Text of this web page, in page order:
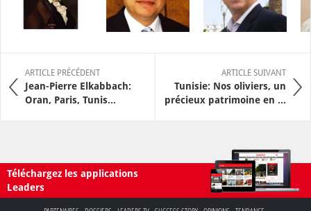
ARTICLE PRÉCÉDENT
Jean-Pierre Elkabbach:
Oran, Paris, Tunis…
ARTICLE SUIVANT
Tunisie: Nos oliviers, un
précieux patrimoine en ...
Téléchargez les applications
Leaders